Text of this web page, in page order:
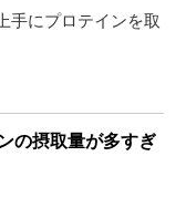
手にプロテインを取
の摂取量が多すぎ